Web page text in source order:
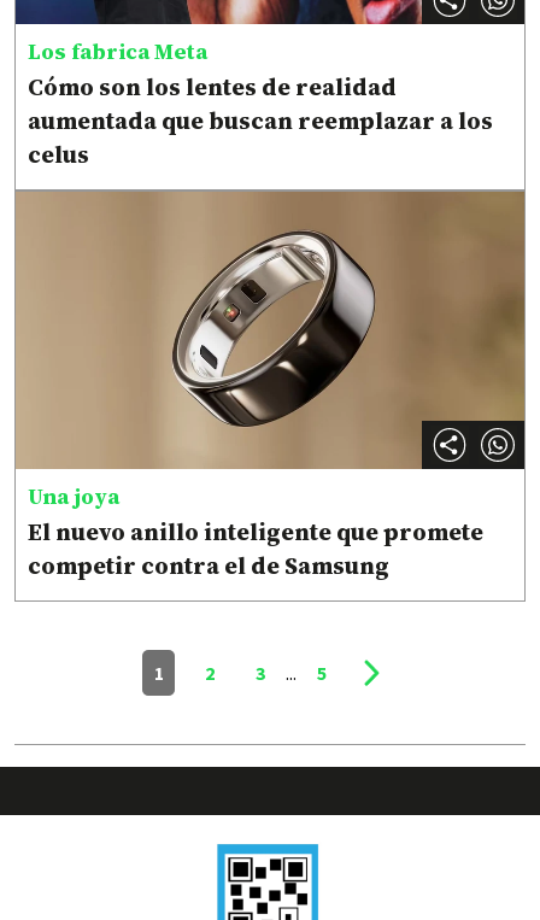
Los fabrica Meta
Cómo son los lentes de realidad
aumentada que buscan reemplazar a los
celus
Una joya
El nuevo anillo inteligente que promete
competir contra el de Samsung
1 2 3 ... 5